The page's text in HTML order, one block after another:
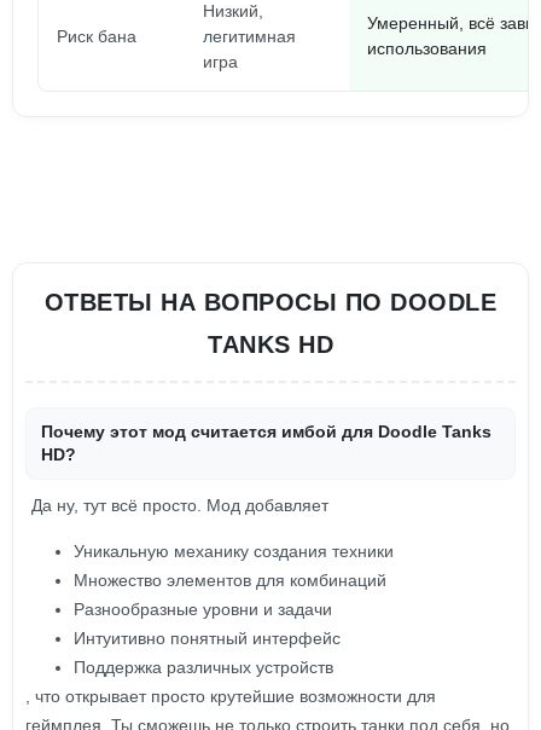
Риск бана
Низкий,
легитимная
игра
Умеренный, всё
использования
ОТВЕТЫ НА ВОПРОСЫ ПО DOODLE
TANKS HD
Почему этот мод считается имбой для Doodle Tanks
HD?
Да ну, тут всё просто. Мод добавляет
Уникальную механику создания техники
Множество элементов для комбинаций
Разнообразные уровни и задачи
Интуитивно понятный интерфейс
Поддержка различных устройств
, что открывает просто крутейшие возможности для
геймплея. Ты сможешь не только строить танки под себя, но